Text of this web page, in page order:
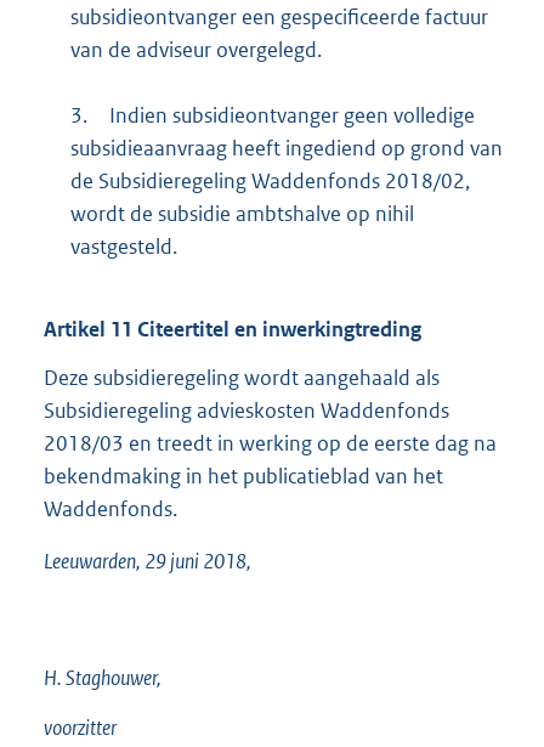
subsidieontvanger een gespecificeerde factuur
van de adviseur overgelegd.
3.
Indien subsidieontvanger geen volledige
subsidieaanvraag heeft ingediend op grond van
de Subsidieregeling Waddenfonds 2018/02,
wordt de subsidie ambtshalve op nihil
vastgesteld.
Artikel 11 Citeertitel en inwerkingtreding
Deze subsidieregeling wordt aangehaald als
Subsidieregeling advieskosten Waddenfonds
2018/03 en treedt in werking op de eerste dag na
bekendmaking in het publicatieblad van het
Waddenfonds.
Leeuwarden, 29 juni 2018,
H. Staghouwer,
voorzitter